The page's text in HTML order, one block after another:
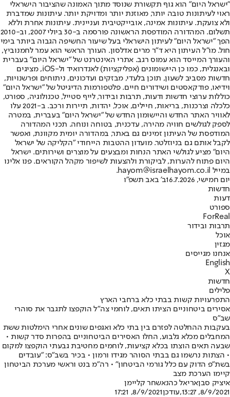
"ישראל היום" הוא גוף תקשורת שנוסד מתוך האמונה שהציבור הישראלי
ראוי לעיתונות טובה יותר, מאוזנת יותר ומדויקת יותר. עיתונות שמדברת
ולא צועקת. עיתונות אמינה, אובייקטיבית ועניינית. עיתונות אחרת וללא
תשלום. המהדורה המודפסת הראשונה פורסמה ב-30 ביולי 2007, וב-2010
הפך "ישראל היום" לעיתון הישראלי בעל שיעור החשיפה הגבוה ביותר בימי
חול. מו"ל העיתון היא ד"ר מרים אדלסון. העורך הראשי הוא עמר לחמנוביץ,
והעורך המייסד הוא עמוס רגב. אתרי האינטרנט של "ישראל היום" בעברית
ובאנגלית, כמו כן היישומונים (אפליקציות) לאנדרואיד ול-iOS, מציגים
חדשות מסביב לשעון, תוכן בלעדי, מבזקים ועדכונים, ניתוחים ופרשנויות,
וידיאו, פודקאסטים ושידורים חיים. פלטפורמות הדיגיטל של "ישראל היום"
כוללות ערוצי חדשות ודעות, תרבות ובידור, לייף סטייל, טכנולוגיה, ספורט,
כלכלה וצרכנות, בריאות, חיילים, אוכל, יהדות, תיירות ורכב. ב-2021 עלו
לאוויר האתר החדש והיישומון החדש של "ישראל היום" בעברית, במטרה
לספק לגולשים חוויה מהירה, עדכנית, בטוחה ונוחה. תכני המהדורה
המודפסת של העיתון זמינים גם באתר, במהדורה יומית מקוונת, ואפשר
לקבל אותם גם בניוזלטר. מועדון ההטבות הייחודי "הקליקה של ישראל
היום" מציע לגולשי האתר הנחות ומבצעים על מוצרים ושירותים. ישראל
היום פתוח להערות, לביקורת ולהצעות לשיפור מקהל הקוראים. פנו אלינו
במייל hayom@israelhayom.co.il.
יום חמישי, 16.7.2026
ב' באב תשפ"ו
חדשות
דעות
ספורט
ForReal
תרבות ובידור
אוכל
מגזין
אנחנו מגייסים
English
X
חדשות
פלילים
התפרעויות קשות בבתי כלא ברחבי הארץ
אסירים ביטחוניים הציתו תאים, לוחמי צה"ל הוקפצו לתגבר את סוהרי
שב"ס
בעקבות ההחלטה לפזרם בין בתי כלא ואגפים שונים אחרי הימלטות ששת
המחבלים מכלא גלבוע, החלו האסירים הביטחוניים בהפרות סדר קשות •
שבעה תאים הוצתו בכלא קציעות, לוחמים מחטיבת גבעתי הוקפצו למקום
• הצתות נרשמו גם בבתי הסוהר מגידו ורמון • בכיר בשב"ס: "עובדים
בשת"פ הדוק עם כלל גורמי הביטחון" • רה"מ בנט וראשי מערכת הביטחון
קיימו הערכת מצב
איציק סבןאריאל כהנאשחר קליימן
8/9/2021, 13:27
,עודכן8/9/2021, 17:21